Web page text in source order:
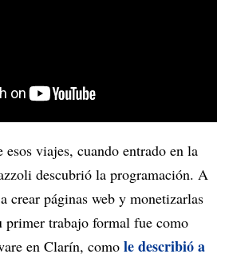
viajes, cuando entrado en la
descubrió la programación. A
crear páginas web y monetizarlas
primer trabajo formal fue como
en Clarín, como le describió a